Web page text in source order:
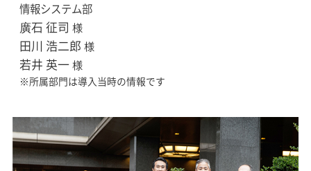
情報システム部
廣石 征司 様
田川 浩二郎 様
若井 英一様
※所属部門は導入当時の情報です